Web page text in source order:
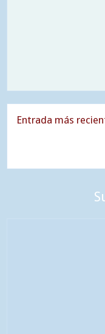
Entrada más